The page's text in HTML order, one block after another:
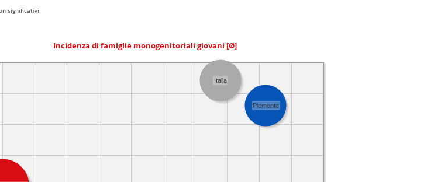
significativi
Incidenza di famiglie monogenitoriali giovani [Ø]
Piemonte
Italia